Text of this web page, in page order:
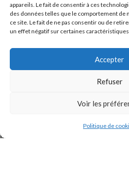
appareils. Le fait de consentir à ces
des données telles que le comportement de
ce site. Le fait de ne pas consentir ou de
un effet négatif sur certaines
Accepter
Refuser
Voir les
Politique de
J'accepte laPolitique de
INSTAGRAM